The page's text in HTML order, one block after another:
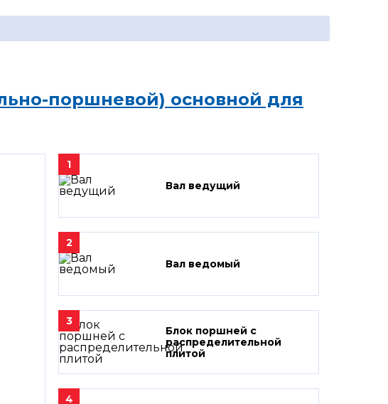
поршневой) основной для
1
Вал ведущий
2
Вал ведомый
3
Блок поршней c
распределительной
плитой
4